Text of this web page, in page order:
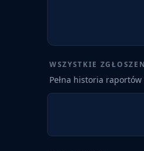
WSZYSTKIE
Pełna historia